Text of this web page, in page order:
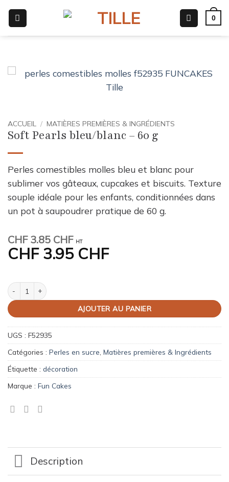
contenu
0
ACCUEIL / MATIÈRES PREMIÈRES & INGRÉDIENTS
Soft Pearls bleu/blanc – 60 g
Perles comestibles molles bleu et blanc pour
sublimer vos gâteaux, cupcakes et biscuits. Texture
souple idéale pour les enfants, conditionnées dans
un pot à saupoudrer pratique de 60 g.
CHF3.85 CHF HT
CHF3.95 CHF
quantité de Soft Pearls bleu/blanc – 60 g
AJOUTER AU PANIER
UGS : F52935
Catégories : Perles en sucre Matières premières & Ingrédients
Étiquette : décoration
Marque : Fun Cakes
Description